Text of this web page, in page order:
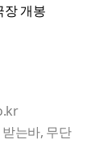
장 개봉
는바, 무단